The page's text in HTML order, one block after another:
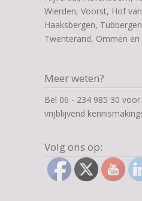
Wierden, Voorst, Hof
Haaksbergen,
Twenterand, Ommen en
Meer weten?
Bel 06 - 234 985 30
vrijblijvend
Volg ons op: